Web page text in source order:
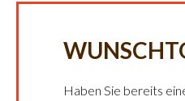
Haben Sie bereits